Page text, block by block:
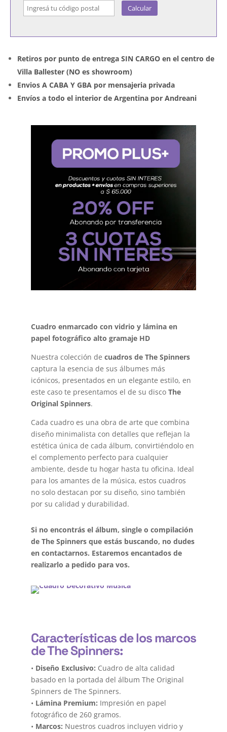
Calcular
Retiros por punto de entrega SIN CARGO en el centro de
Villa Ballester (NO es showroom)
Envios A CABA Y GBA por mensajeria privada
Envíos a todo el interior de Argentina por Andreani
Cuadro enmarcado con vidrio y lámina en
papel fotográfico alto gramaje HD
Nuestra colección de cuadros de The Spinners
captura la esencia de sus álbumes más
icónicos, presentados en un elegante estilo, en
este caso te presentamos el de su disco The
Original Spinners.
Cada cuadro es una obra de arte que combina
diseño minimalista con detalles que reflejan la
estética única de cada álbum, convirtiéndolo en
el complemento perfecto para cualquier
ambiente, desde tu hogar hasta tu oficina. Ideal
para los amantes de la música, estos cuadros
no solo destacan por su diseño, sino también
por su calidad y durabilidad.
Si no encontrás el álbum, single o compilación
de The Spinners que estás buscando, no dudes
en contactarnos. Estaremos encantados de
realizarlo a pedido para vos.
Características de los marcos
de The Spinners:
• Diseño Exclusivo: Cuadro de alta calidad
basado en la portada del álbum The Original
Spinners de The Spinners.
• Lámina Premium: Impresión en papel
fotográfico de 260 gramos.
• Marcos: Nuestros cuadros incluyen vidrio y